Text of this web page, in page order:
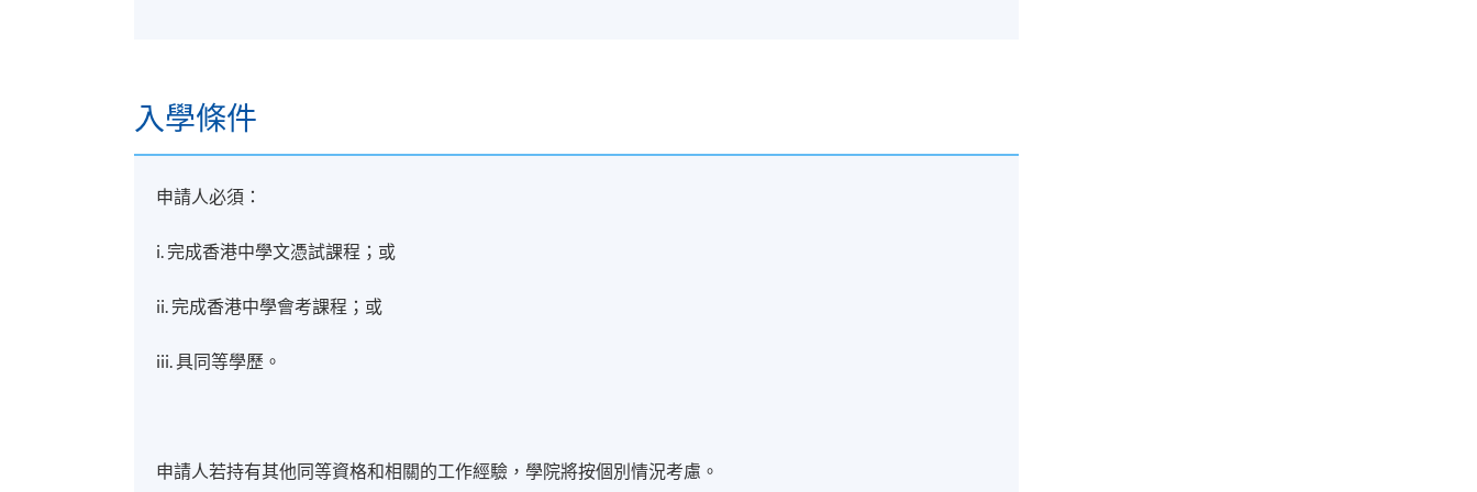
入學條件
申請人必須：
i. 完成香港中學文憑試課程；或
ii. 完成香港中學會考課程；或
iii. 具同等學歷。
申請人若持有其他同等資格和相關的工作經驗，學院將按個別情況考慮。